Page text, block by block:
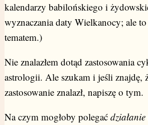
kalendarzy babilońskiego i
wyznaczania daty Wielkanocy; ale
tematem.)
Nie znalazłem dotąd zastosowania
astrologii. Ale szukam i jeśli znajdę,
zastosowanie znalazł, napiszę o tym.
Na czym mogłoby polegać działanie